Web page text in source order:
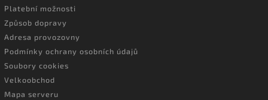
Platební možnosti
Způsob dopravy
Adresa provozovny
Podmínky ochrany osobních údajů
Soubory cookies
Velkoobchod
Mapa serveru